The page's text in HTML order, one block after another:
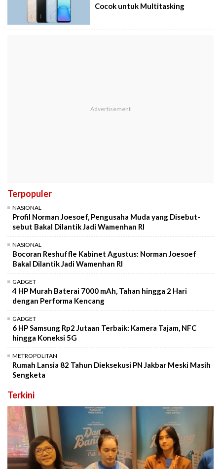
Cocok untuk Multitasking
Terpopuler
NASIONAL
Profil Norman Joesoef, Pengusaha Muda yang Disebut-
sebut Bakal Dilantik Jadi Wamenhan RI
NASIONAL
Bocoran Reshuffle Kabinet Agustus: Norman Joesoef
Bakal Dilantik Jadi Wamenhan RI
GADGET
4 HP Murah Baterai 7000 mAh, Tahan hingga 2 Hari
dengan Performa Kencang
GADGET
6 HP Samsung Rp2 Jutaan Terbaik: Kamera Tajam, NFC
hingga Koneksi 5G
METROPOLITAN
Rumah Lansia 82 Tahun Dieksekusi PN Jakbar Meski Masih
Sengketa
Terkini